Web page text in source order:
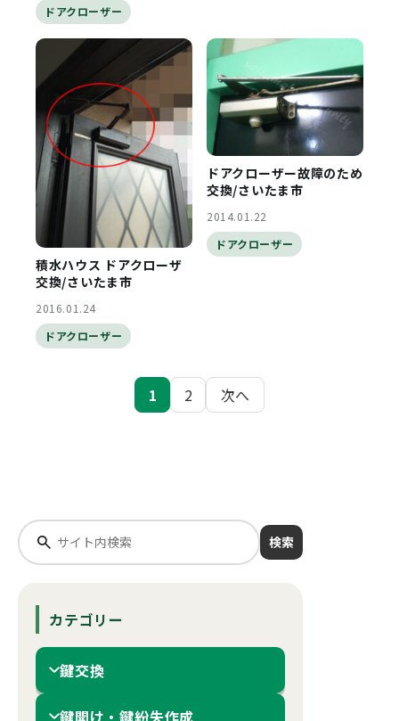
ドアクローザー
積水ハウス ドアクローザ
交換/さいたま市
2016.01.24
ドアクローザー
ドアクローザー故障のため
交換/さいたま市
2014.01.22
ドアクローザー
ー
ジ
り
1 2 次へ
検索
カテゴリー
鍵交換
鍵開け・鍵紛失作成